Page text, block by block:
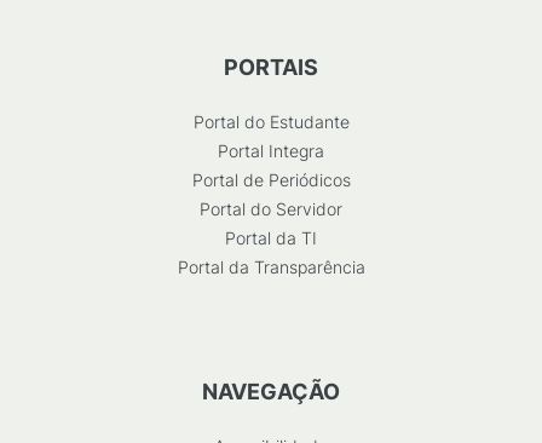
PORTAIS
Portal do Estudante
Portal Integra
Portal de Periódicos
Portal do Servidor
Portal da TI
Portal da Transparência
NAVEGAÇÃO